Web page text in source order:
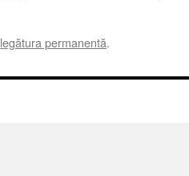
legătura permanentă.